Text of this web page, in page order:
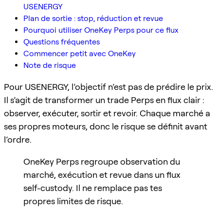
USENERGY
Plan de sortie : stop, réduction et revue
Pourquoi utiliser OneKey Perps pour ce flux
Questions fréquentes
Commencer petit avec OneKey
Note de risque
Pour USENERGY, l’objectif n’est pas de prédire le prix.
Il s’agit de transformer un trade Perps en flux clair :
observer, exécuter, sortir et revoir. Chaque marché a
ses propres moteurs, donc le risque se définit avant
l’ordre.
OneKey Perps regroupe observation du
marché, exécution et revue dans un flux
self-custody. Il ne remplace pas tes
propres limites de risque.